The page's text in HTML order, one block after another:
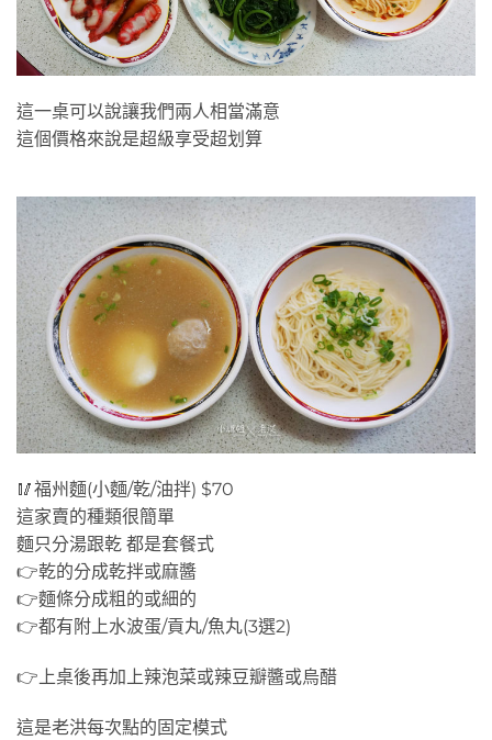
這一桌可以說讓我們兩人相當滿意
這個價格來說是超級享受超划算
🥢福州麵(小麵/乾/油拌) $70
這家賣的種類很簡單
麵只分湯跟乾 都是套餐式
👉乾的分成乾拌或麻醬
👉麵條分成粗的或細的
👉都有附上水波蛋/貢丸/魚丸(3選2)
👉上桌後再加上辣泡菜或辣豆瓣醬或烏醋
這是老洪每次點的固定模式